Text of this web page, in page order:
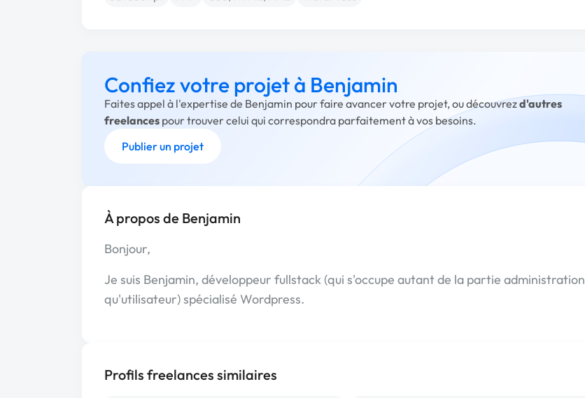
Confiez votre projet à Benjamin
Faites appel à l'expertise de Benjamin pour faire avancer votre projet, ou découvrezd'autres
freelances pour trouver celui qui correspondra parfaitement à vos besoins.
Publier un projet
À propos de Benjamin
Bonjour,
Je suis Benjamin, développeur fullstack (qui s'occupe autant de la partie administration
qu'utilisateur) spécialisé Wordpress.
Profils freelances similaires